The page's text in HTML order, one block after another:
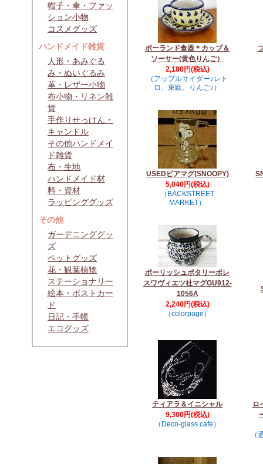
帽子・傘・ファッ
ション小物
コスメグッズ
ハンドメイド雑貨
人形・あみぐる
み・ぬいぐるみ
革・レザー小物
布小物・リネン雑
貨
手作りせっけん・
キャンドル
その他ハンドメイ
ド雑貨
布・生地
ハンドメイド材
料・資材
ラッピンググッズ
その他
ガーデニンググッ
ズ
ペットグッズ
花・観葉植物
ステーショナリー
絵本・ポストカー
ド
日記・手帳
エコグッズ
ポーランド食器＊カップ＆
ソーサー(黄色りんご）
2,180円(税込)
（アップルサイダー♪レト
ロ、東欧、りんご♪）
USEDビアマグ(SNOOPY)
5,040円(税込)
（BACKSTREET
MARKET）
ポーリッシュポタリーボレ
スワヴィエツ社マグGU912-
1056A
2,240円(税込)
（colorpage）
ティアラ＆イニシャル
9,300円(税込)
（Deco-glass cafe）
ロ
（